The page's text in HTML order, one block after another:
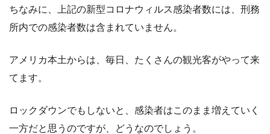
ちなみに、上記の新型コロナウィルス感染者数には、刑務
所内での感染者数は含まれていません。
アメリカ本土からは、毎日、たくさんの観光客がやって来
てます。
ロックダウンでもしないと、感染者はこのまま増えていく
一方だと思うのですが、どうなのでしょう。